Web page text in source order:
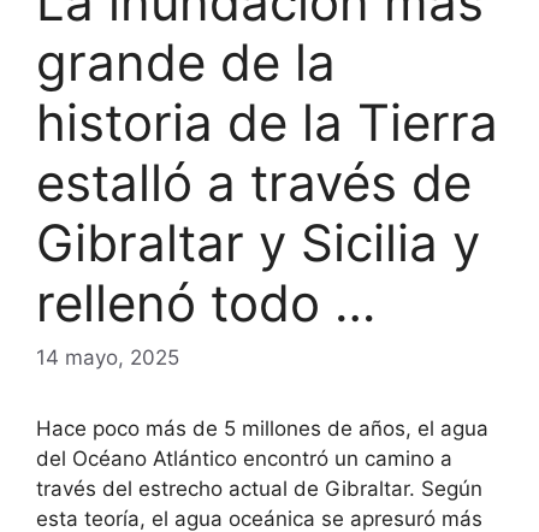
grande de la
historia de la Tierra
estalló a través de
Gibraltar y Sicilia y
rellenó todo …
14 mayo, 2025
Hace poco más de 5 millones de años, el agua
del Océano Atlántico encontró un camino a
través del estrecho actual de Gibraltar. Según
esta teoría, el agua oceánica se apresuró más